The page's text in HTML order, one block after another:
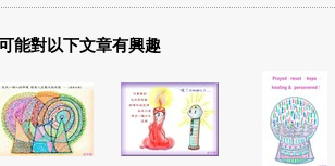
能對以下文章有興趣